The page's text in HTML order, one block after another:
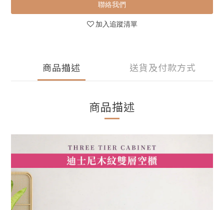
聯絡我們
加入追蹤清單
商品描述 送貨及付款方式
商品描述